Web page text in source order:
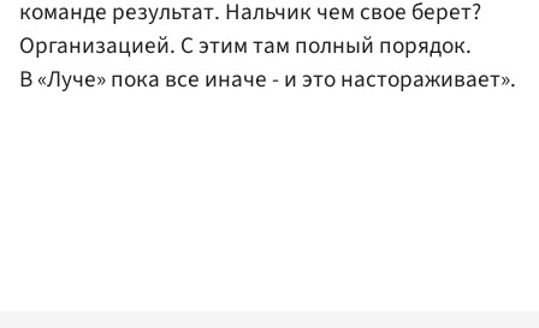
команде результат. Нальчик чем свое берет?
Организацией. С этим там полный порядок.
В «Луче» пока все иначе - и это настораживает».